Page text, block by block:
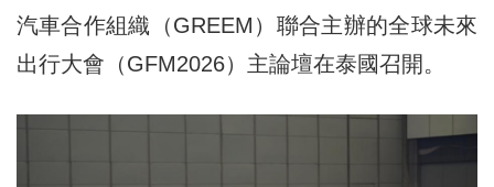
汽車合作組織（GREEM）聯合主辦的全球未來
出行大會（GFM2026）主論壇在泰國召開。